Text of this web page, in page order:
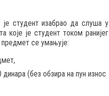
студент изабрао да слуша у
које је студент током ранијег
се умањује:
(без обзира на пун износ